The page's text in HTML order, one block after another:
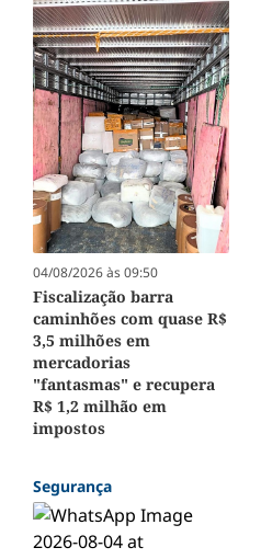
04/08/2026 às 09:50
Fiscalização barra
caminhões com quase R$
3,5 milhões em
mercadorias
"fantasmas" e recupera
R$ 1,2 milhão em
impostos
Segurança